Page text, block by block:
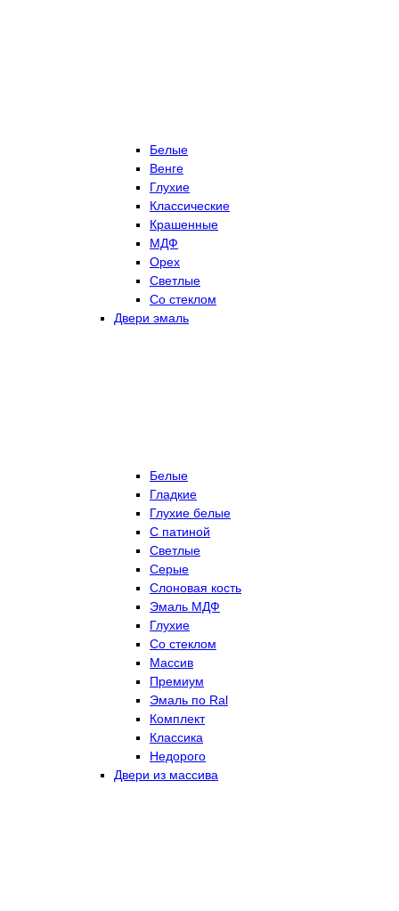
Белые
Венге
Глухие
Классические
Крашенные
МДФ
Орех
Светлые
Со стеклом
Двери эмаль
Белые
Гладкие
Глухие белые
С патиной
Светлые
Серые
Слоновая кость
Эмаль МДФ
Глухие
Со стеклом
Массив
Премиум
Эмаль по Ral
Комплект
Классика
Недорого
Двери из массива